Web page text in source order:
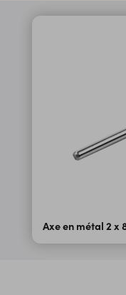
Axe en métal 2 x